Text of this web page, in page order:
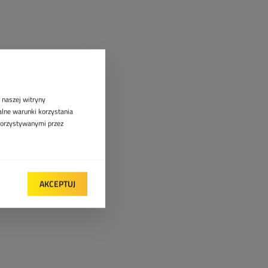
witryny
warunki korzystania
przez
AKCEPTUJ